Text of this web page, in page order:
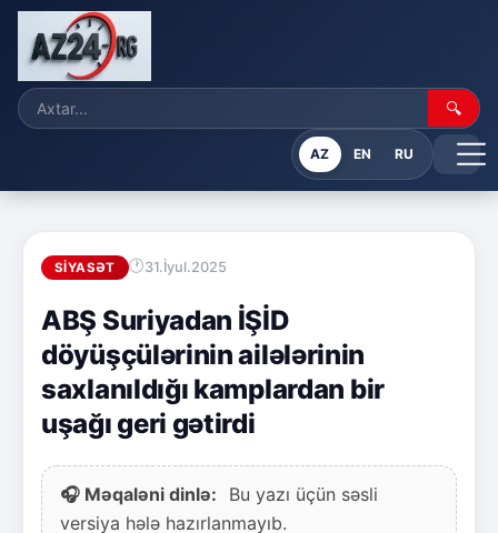
🔍
AZ EN RU
SIYASƏT 31.İyul.2025
ABŞ Suriyadan İŞİD
döyüşçülərinin ailələrinin
saxlanıldığı kamplardan bir
uşağı geri gətirdi
🎧 Məqaləni dinlə:
Bu yazı üçün səsli
versiya hələ hazırlanmayıb.